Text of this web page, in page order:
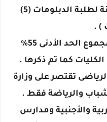
العامة والدبلومات - 22 سنة لطلبة الدبلومات (5)
) .
ب- عدم إستيفاء شرط المجموع الحد الأدنى 55%
كما تم ذكرها .
تقتصر على وزارة
والرياضة فقط .
والأجنبية ومدارس